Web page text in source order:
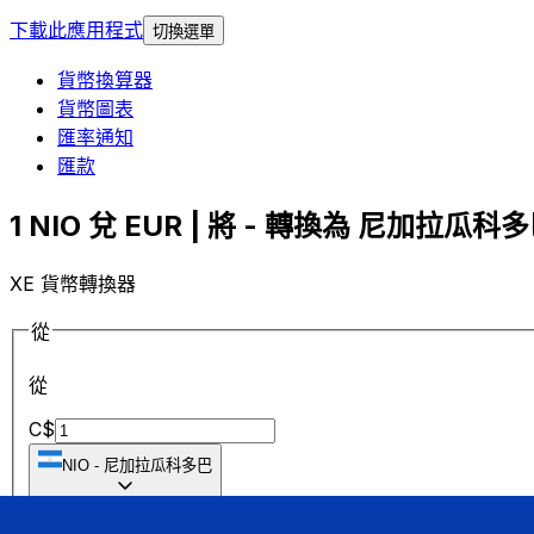
下載此應用程式 切換選單
貨幣換算器
貨幣圖表
匯率通知
匯款
1 NIO 兌 EUR | 將 - 轉換為 尼加拉瓜科
XE 貨幣轉換器
從
從
C$
NIO - 尼加拉瓜科多巴